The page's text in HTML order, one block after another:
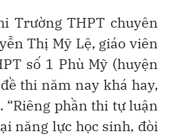
Trường THPT chuyên
Thị Mỹ Lệ, giáo viên
số 1 Phù Mỹ (huyện
thi năm nay khá hay,
phần thi tự luận
năng lực học sinh, đòi